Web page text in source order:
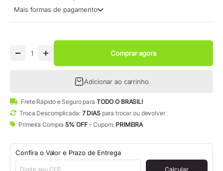
Mais formas de pagamento
Comprar agora
Adicionar ao carrinho
Frete Rápido e Seguro para TODO O BRASIL!
Troca Descomplicada: 7 DIASpara trocar ou devolver
Primeira Compra5% OFF– Cupom: PRIMEIRA
Confira o Valor e Prazo de Entrega
Calcular